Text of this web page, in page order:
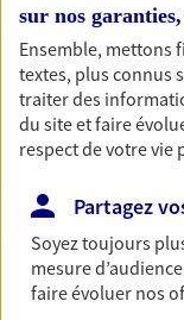
Comme vous,
bâtissons
protéger votre
vous-même et
vie
Achat
sur nos
Ensemble, mettons
textes, plus connus
traiter des
du site et faire
respect de votre vie
Partagez
Soyez toujours
mesure
faire évoluer nos